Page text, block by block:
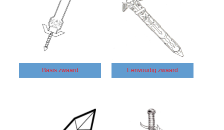
Basis zwaard Eenvoudig zwaard